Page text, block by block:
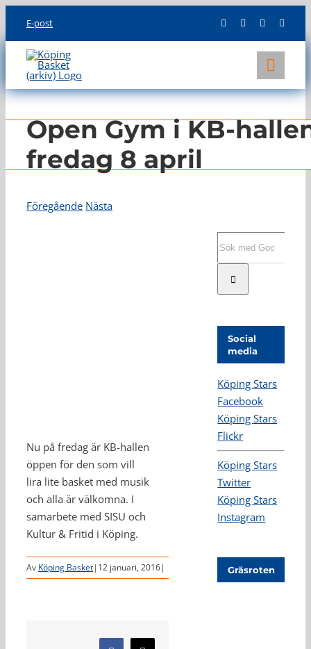
content
E-post
KLUBBEN
LAG
INFO
Open Gym i KB-
fredag 8 april
Föregående Nästa
Nu på fredag är KB-hallen
öppen för den som vill
lira lite basket med musik
och alla är välkomna. I
samarbete med SISU och
Kultur & Fritid i Köping.
Av Köping Basket| 12 januari, 2016|
Social
media
Köping Stars
Facebook
Köping Stars
Flickr
Köping Stars
Twitter
Köping Stars
Instagram
Gräsroten